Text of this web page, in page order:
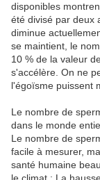
disponibles
été divisé par deux
diminue
se maintient, le
10 % de la valeur
s'accélère. On ne
l'égoïsme puissent
Le nombre de
dans le monde
Le nombre de
facile à mesurer,
santé humaine